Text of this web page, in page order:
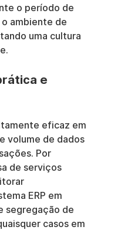
o período de
ambiente de
uma cultura
e
eficaz em
volume de dados
Por
de serviços
ERP em
segregação de
casos em